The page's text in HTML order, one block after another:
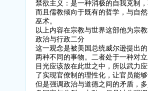
禁欲主义：是一种消极的自我克制
而且儒教倾向于既有的哲学，与自
巫术。
以上内容在宗教与世界这部他为宗
政治与行政二分
这一观念是被美国总统威尔逊提出
两种不同的事物。二者处于一种对
目光应该放在此世之中，所以武力
了实现官僚制的理性化，让官员能
但是强调政治与道德之间的矛盾，